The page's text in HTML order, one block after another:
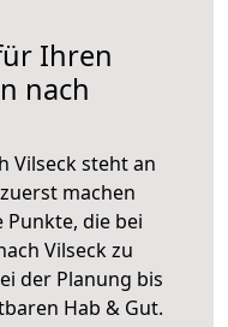
Ihren
nach
Vilseck steht an
machen
Punkte, die bei
Vilseck zu
der Planung bis
Hab & Gut.